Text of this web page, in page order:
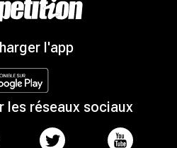
l'app
les réseaux sociaux